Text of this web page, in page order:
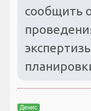
сообщить
Денис